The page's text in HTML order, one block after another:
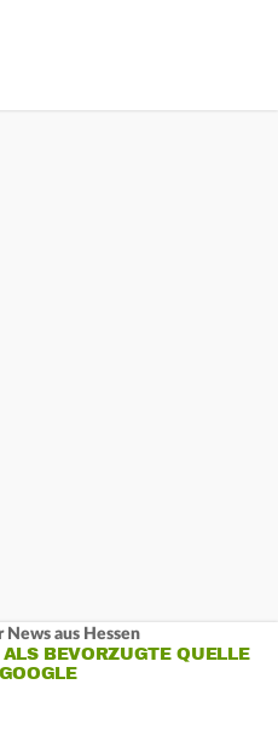
News aus Hessen
ALS BEVORZUGTE QUELLE